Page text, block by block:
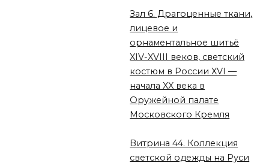
Зал 6. Драгоценные ткани,
лицевое и
орнаментальное шитьё
XIV-XVIII веков, светский
костюм в России XVI —
начала XX века в
Оружейной палате
Московского Кремля
Витрина 44. Коллекция
светской одежды на Руси